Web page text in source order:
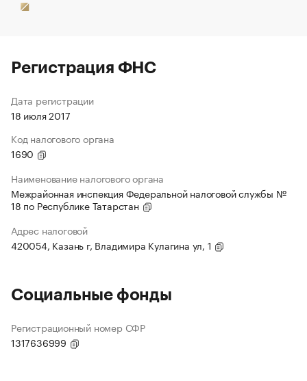
Регистрация ФНС
Дата регистрации
18 июля 2017
Код налогового органа
1690
Наименование налогового органа
Межрайонная инспекция Федеральной налоговой службы №
18 по Республике Татарстан
Адрес налоговой
420054, Казань г, Владимира Кулагина ул, 1
Социальные фонды
Регистрационный номер СФР
1317636999